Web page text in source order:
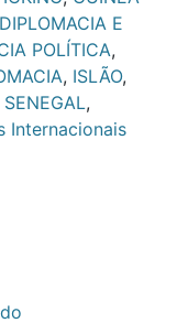
E
POLÍTICA,
, ISLÃO,
SENEGAL,
Internacionais